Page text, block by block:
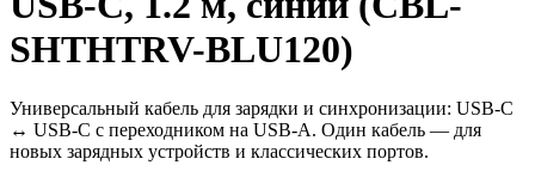
SHTHTRV-BLU120)
Универсальный кабель для зарядки и синхронизации: USB‑C
↔ USB‑C с переходником на USB‑A. Один кабель — для
новых зарядных устройств и классических портов.